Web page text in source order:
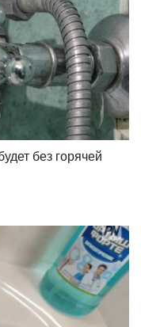
без горячей